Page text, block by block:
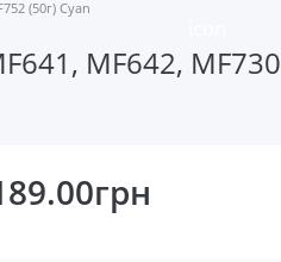
(50г) Cyan
MF642, MF730